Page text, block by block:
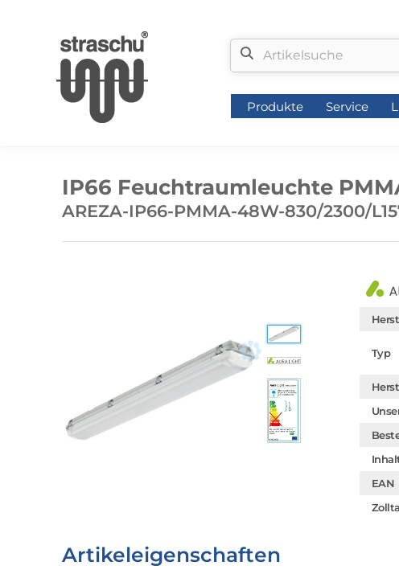
Produkte Service
IP66 Feuchtraumleuchte
AREZA-IP66-PMMA-48W-830/2300/
Typ
EAN
Artikeleigenschaften
Produkte Service